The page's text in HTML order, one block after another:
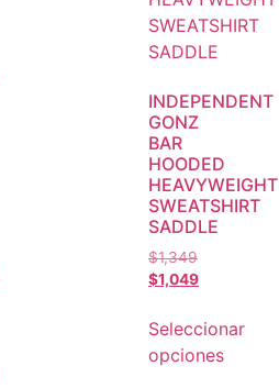
INDEPENDENT
GONZ
BAR
HOODED
HEAVYWEIGHT
SWEATSHIRT
SADDLE
$1,349
$1,049
Seleccionar
opciones